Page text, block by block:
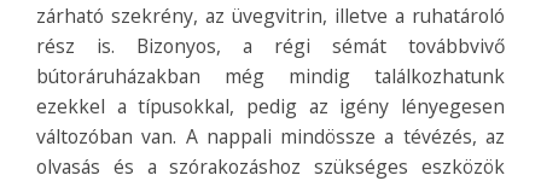
zárható szekrény, az üvegvitrin, illetve a ruhatároló
rész is. Bizonyos, a régi sémát továbbvivő
bútoráruházakban még mindig találkozhatunk
ezekkel a típusokkal, pedig az igény lényegesen
változóban van. A nappali mindössze a tévézés, az
olvasás és a szórakozáshoz szükséges eszközök